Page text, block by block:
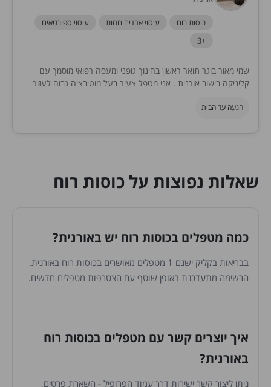
כוסות רוח עיסוי אבנים חמות
עיסוי ספורטאים
+3
שמי מאור בוגר תואר ראשון בחינוך גופני ומעסה רפואי מוסמך עם
קליניקה בישוב אורנית . אני מטפל צעיר בעל מוטיבציה גבוה לעזור
הגעה עד הבית
שאלות נפוצות על כוסות רוח
כמה מטפלים בכוסות רוח יש באורנית?
בבריאות בקליק ישנם 1 מטפלים מאושרים בכוסות רוח באורנית.
הרשימה מתעדכנת באופן שוטף עם הצטרפות מטפלים חדשים.
איך יוצרים קשר עם מטפלים בכוסות רוח
באורנית?
ניתן ליצור קשר ישירות דרך עמוד הפרופיל - השארת פרטים,